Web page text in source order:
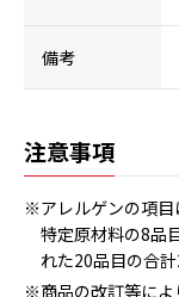
備考
注意事項
※アレルゲンの項目
特定原材料の8品
れた20品目の合
※商品の改訂等によ